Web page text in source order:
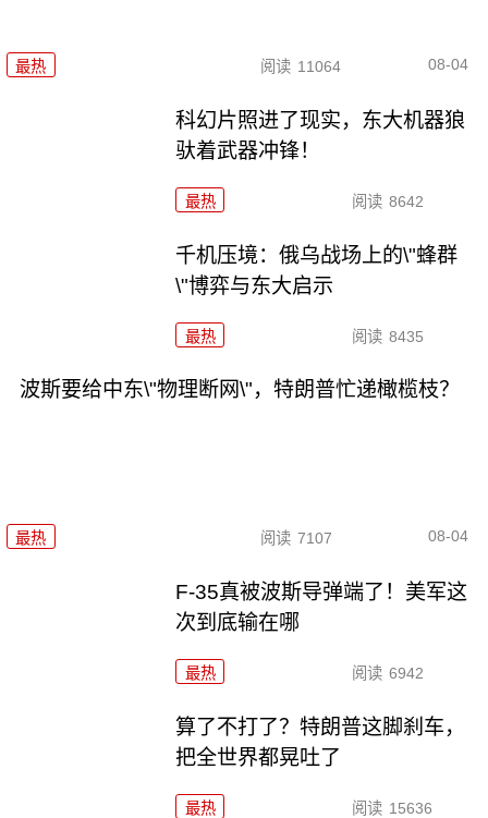
最热 阅读 11064 08-04
科幻片照进了现实，东大机器狼
驮着武器冲锋！
最热 阅读 8642
千机压境：俄乌战场上的\"蜂群
\"博弈与东大启示
最热 阅读 8435
波斯要给中东\"物理断网\"，特朗普忙递橄榄枝？
最热 阅读 7107 08-04
F-35真被波斯导弹端了！美军这
次到底输在哪
最热 阅读 6942
算了不打了？特朗普这脚刹车，
把全世界都晃吐了
最热 阅读 15636